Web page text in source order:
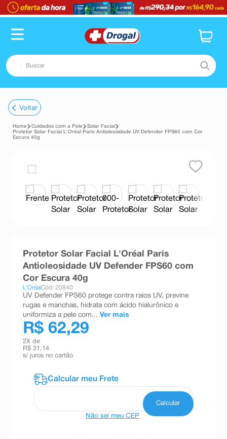
Buscar
1º fralda
2º pampers confort sec max
lenço umedecido
tadalafila
minoxidil
esmalte
ºabsorvente
Voltar
Cuidados com a Pele
Solar Facial
Protetor Solar Facial L'Oréal Paris Antioleosidade UV Defender FPS60 com Cor
Escura 40g
Protetor Solar Facial L'Oréal Paris
Antioleosidade UV Defender FPS60 com
Cor Escura 40g
L'OréalCód: 20840
UV Defender FPS60 protege contra raios UV, previne
rugas e manchas, hidrata com ácido hialurônico e
uniformiza a pele com... Ver mais
R$ 62,29
2X de
R$ 31,14
s/ juros no cartão
Não sei meu CEP